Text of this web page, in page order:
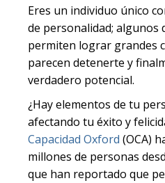
Eres un individuo único
de personalidad; algunos
permiten lograr grandes
parecen detenerte y
verdadero potencial.
¿Hay elementos de tu
afectando tu éxito y
Capacidad Oxford (OCA)
millones de personas
que han reportado que